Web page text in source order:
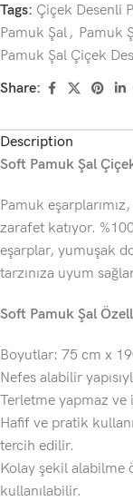
Tags: Çiçek Desenli
Pamuk Şal , Pamuk
Pamuk Şal Çiçek
Share:
Description
Soft Pamuk Şal
Pamuk
zarafet katıyor.
eşarplar, yumuşak
tarzınıza uyum
Soft Pamuk Şal
Boyutlar: 75 cm x
Nefes alabilir
Terletme yapmaz ve
Hafif ve pratik
tercih edilir.
Kolay şekil alabilme
kullanılabilir.